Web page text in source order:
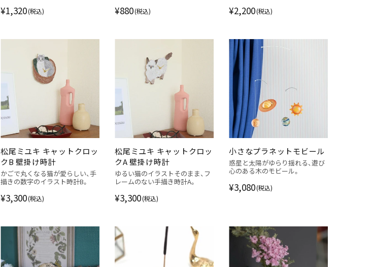
¥1,320(税込) ¥880(税込) ¥2,200(税込)
松尾ミユキ キャットクロッ
クB 壁掛け時計
かごで丸くなる猫が愛らしい、手
描きの数字のイラスト時計B。
¥3,300(税込)
松尾ミユキ キャットクロッ
クA 壁掛け時計
ゆるい猫のイラストそのまま、フ
レームのない手描き時計A。
¥3,300(税込)
小さなプラネットモビール
惑星と太陽がゆらり揺れる、遊び
心のある木のモビール。
¥3,080(税込)